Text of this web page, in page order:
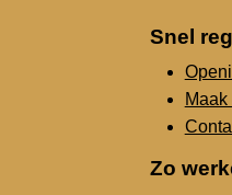
Snel
Zo